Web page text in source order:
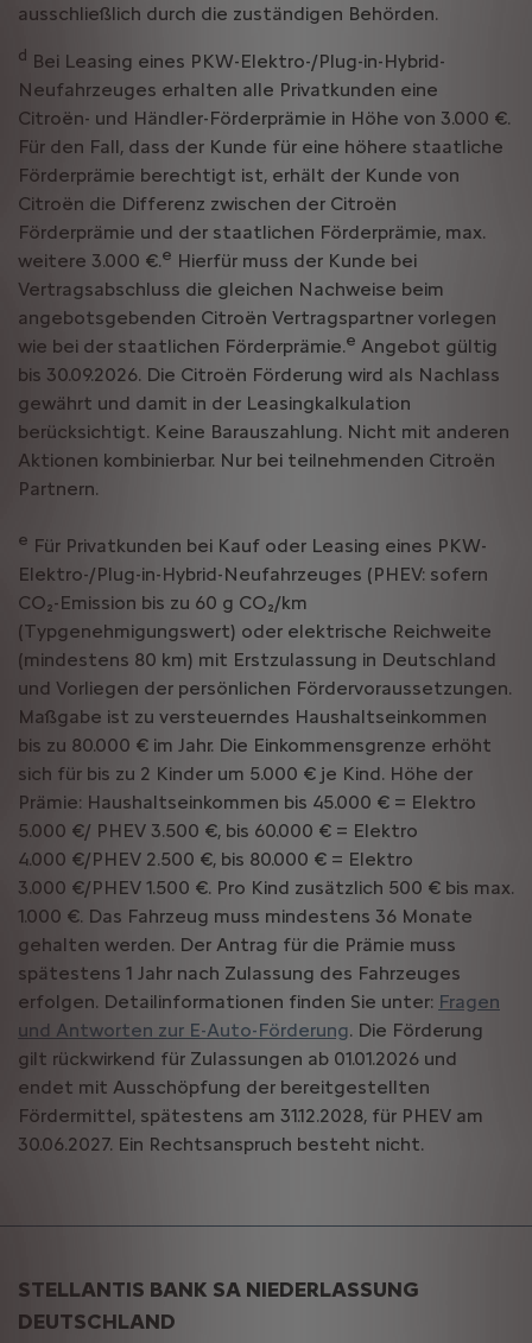
ausschließlich durch die zuständigen Behörden.
d Bei Leasing eines PKW-Elektro-/Plug-in-Hybrid-
Neufahrzeuges erhalten alle Privatkunden eine
Citroën- und Händler-Förderprämie in Höhe von 3.000 €.
Für den Fall, dass der Kunde für eine höhere staatliche
Förderprämie berechtigt ist, erhält der Kunde von
Citroën die Differenz zwischen der Citroën
Förderprämie und der staatlichen Förderprämie, max.
weitere 3.000 €.e Hierfür muss der Kunde bei
Vertragsabschluss die gleichen Nachweise beim
angebotsgebenden Citroën Vertragspartner vorlegen
wie bei der staatlichen Förderprämie.e Angebot gültig
bis 30.09.2026. Die Citroën Förderung wird als Nachlass
gewährt und damit in der Leasingkalkulation
berücksichtigt. Keine Barauszahlung. Nicht mit anderen
Aktionen kombinierbar. Nur bei teilnehmenden Citroën
Partnern.
e Für Privatkunden bei Kauf oder Leasing eines PKW-
Elektro-/Plug-in-Hybrid-Neufahrzeuges (PHEV: sofern
CO₂-Emission bis zu 60 g CO₂/km
(Typgenehmigungswert) oder elektrische Reichweite
(mindestens 80 km) mit Erstzulassung in Deutschland
und Vorliegen der persönlichen Fördervoraussetzungen.
Maßgabe ist zu versteuerndes Haushaltseinkommen
bis zu 80.000 € im Jahr. Die Einkommensgrenze erhöht
sich für bis zu 2 Kinder um 5.000 € je Kind. Höhe der
Prämie: Haushaltseinkommen bis 45.000 € = Elektro
5.000 €/ PHEV 3.500 €, bis 60.000 € = Elektro
4.000 €/PHEV 2.500 €, bis 80.000 € = Elektro
3.000 €/PHEV 1.500 €. Pro Kind zusätzlich 500 € bis max.
1.000 €. Das Fahrzeug muss mindestens 36 Monate
gehalten werden. Der Antrag für die Prämie muss
spätestens 1 Jahr nach Zulassung des Fahrzeuges
erfolgen. Detailinformationen finden Sie unter: Fragen
und Antworten zur E-Auto-Förderung. Die Förderung
gilt rückwirkend für Zulassungen ab 01.01.2026 und
endet mit Ausschöpfung der bereitgestellten
Fördermittel, spätestens am 31.12.2028, für PHEV am
30.06.2027. Ein Rechtsanspruch besteht nicht.
STELLANTIS BANK SA NIEDERLASSUNG
DEUTSCHLAND